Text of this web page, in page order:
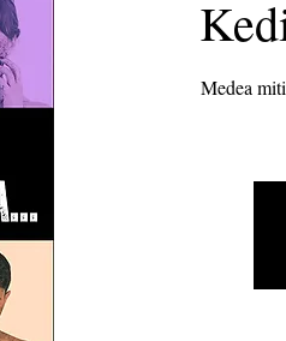
Medea